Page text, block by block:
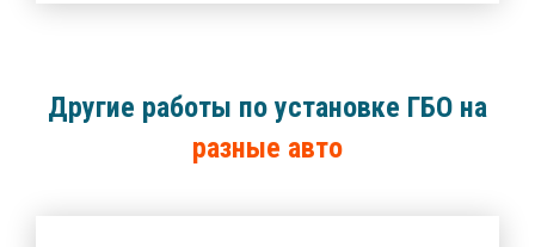
Другие работы по установке ГБО на
разные авто